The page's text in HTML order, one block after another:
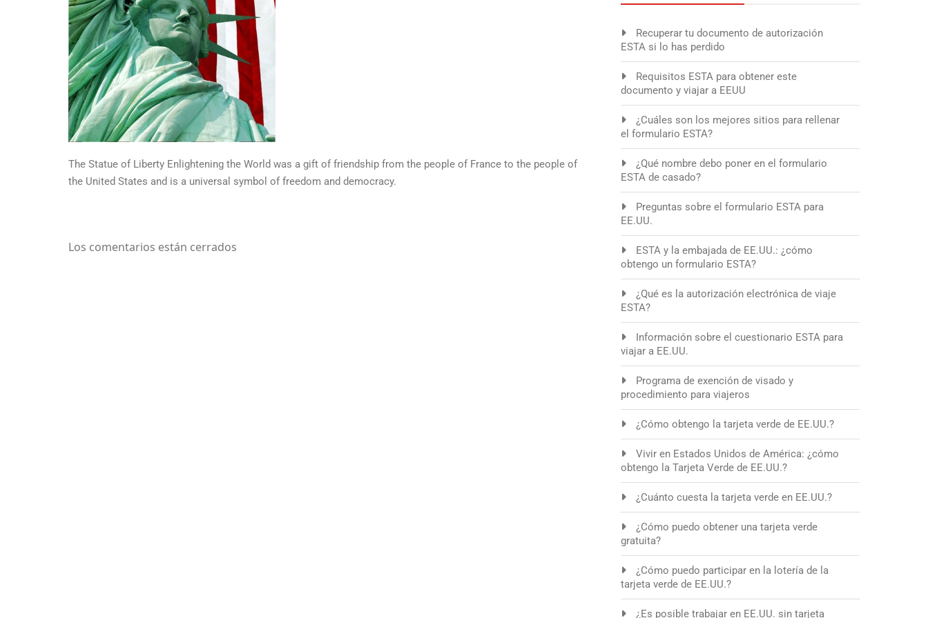
The Statue of Liberty Enlightening the World was a gift of friendship from the people of France to the people of
the United States and is a universal symbol of freedom and democracy.
Los comentarios están cerrados
Recuperar tu documento de autorización
ESTA si lo has perdido
Requisitos ESTA para obtener este
documento y viajar a EEUU
¿Cuáles son los mejores sitios para rellenar
el formulario ESTA?
¿Qué nombre debo poner en el formulario
ESTA de casado?
Preguntas sobre el formulario ESTA para
EE.UU.
ESTA y la embajada de EE.UU.: ¿cómo
obtengo un formulario ESTA?
¿Qué es la autorización electrónica de viaje
ESTA?
Información sobre el cuestionario ESTA para
viajar a EE.UU.
Programa de exención de visado y
procedimiento para viajeros
¿Cómo obtengo la tarjeta verde de EE.UU.?
Vivir en Estados Unidos de América: ¿cómo
obtengo la Tarjeta Verde de EE.UU.?
¿Cuánto cuesta la tarjeta verde en EE.UU.?
¿Cómo puedo obtener una tarjeta verde
gratuita?
¿Cómo puedo participar en la lotería de la
tarjeta verde de EE.UU.?
¿Es posible trabajar en EE.UU. sin tarjeta